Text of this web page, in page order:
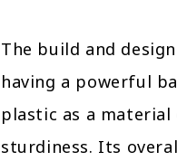
The build and
having a powerful
plastic as a
sturdiness. Its